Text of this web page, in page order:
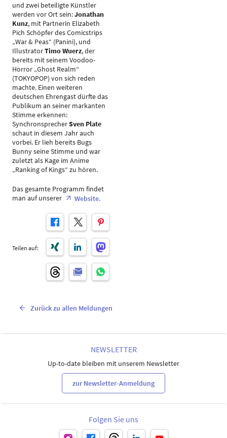
und zwei beteiligte Künstler
werden vor Ort sein:Jonathan
Kunz, mit Partnerin Elizabeth
Pich Schöpfer des Comicstrips
„War & Peas“ (Panini), und
IllustratorTimo Wuerz, der
bereits mit seinem Voodoo-
Horror „Ghost Realm“
(TOKYOPOP) von sich reden
machte. Einen weiteren
deutschen Ehrengast dürfte das
Publikum an seiner markanten
Stimme erkennen:
SynchronsprecherSven Plate
schaut in diesem Jahr auch
vorbei. Er lieh bereits Bugs
Bunny seine Stimme und war
zuletzt als Kage im Anime
„Ranking of Kings“ zu hören.
Das gesamte Programm findet
man auf unserer
Website.
Teilen auf:
Zurück zu allen Meldungen
NEWSLETTER
Up-to-date bleiben mit unserem Newsletter
zur Newsletter-Anmeldung
Folgen Sie uns